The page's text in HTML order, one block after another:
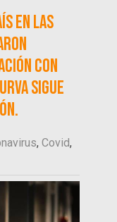
en las
con
sigue
,Covid,